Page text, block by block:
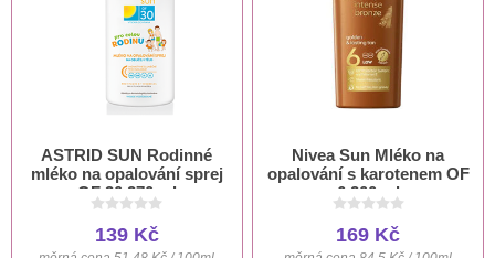
ASTRID SUN Rodinné
mléko na opalování sprej
OF 30 270 ml
139 Kč
Nivea Sun Mléko na
opalování s karotenem OF
6 200 ml
169 Kč